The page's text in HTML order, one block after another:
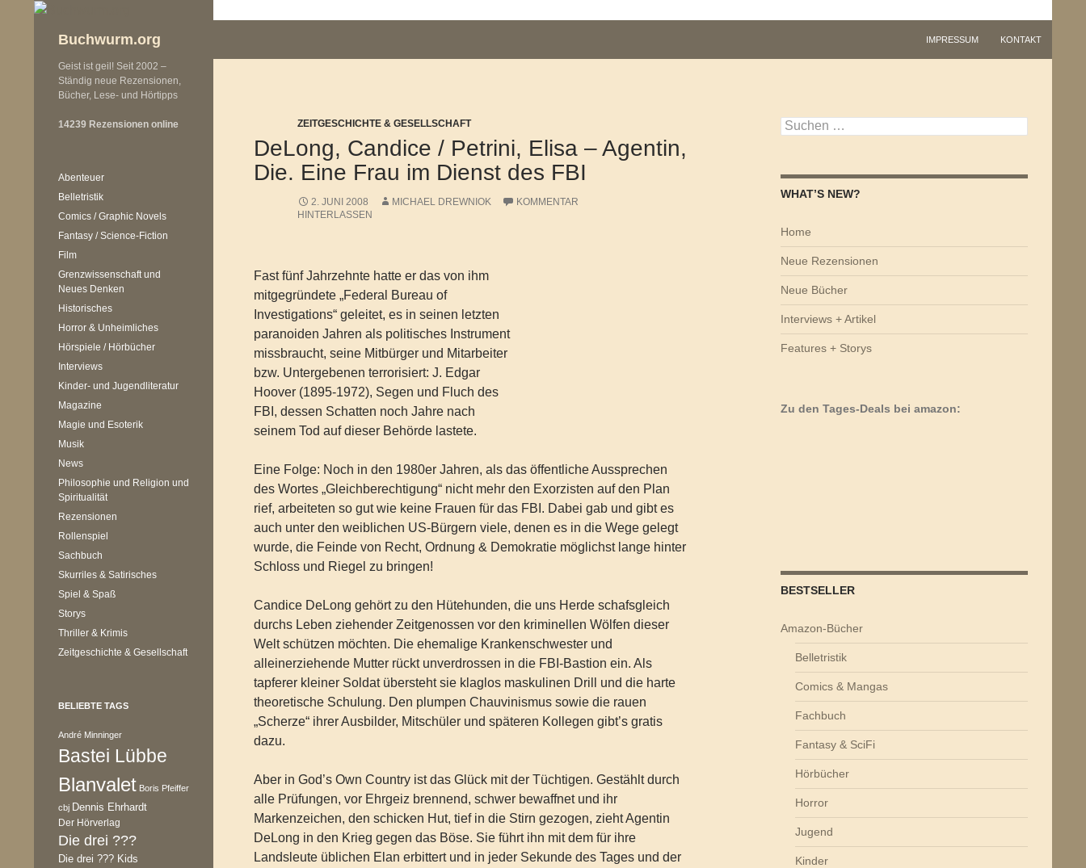
Buchwurm.org IMPRESSUM KONTAKT
ZEITGESCHICHTE & GESELLSCHAFT
DeLong, Candice / Petrini, Elisa – Agentin,
Die. Eine Frau im Dienst des FBI
2. JUNI 2008 MICHAEL DREWNIOK
KOMMENTAR
HINTERLASSEN
Fast fünf Jahrzehnte hatte er das von ihm
mitgegründete „Federal Bureau of
Investigations“ geleitet, es in seinen letzten
paranoiden Jahren als politisches Instrument
missbraucht, seine Mitbürger und Mitarbeiter
bzw. Untergebenen terrorisiert: J. Edgar
Hoover (1895-1972), Segen und Fluch des
FBI, dessen Schatten noch Jahre nach
seinem Tod auf dieser Behörde lastete.
Eine Folge: Noch in den 1980er Jahren, als das öffentliche Aussprechen
des Wortes „Gleichberechtigung“ nicht mehr den Exorzisten auf den Plan
rief, arbeiteten so gut wie keine Frauen für das FBI. Dabei gab und gibt es
auch unter den weiblichen US-Bürgern viele, denen es in die Wege gelegt
wurde, die Feinde von Recht, Ordnung & Demokratie möglichst lange hinter
Schloss und Riegel zu bringen!
Candice DeLong gehört zu den Hütehunden, die uns Herde schafsgleich
durchs Leben ziehender Zeitgenossen vor den kriminellen Wölfen dieser
Welt schützen möchten. Die ehemalige Krankenschwester und
alleinerziehende Mutter rückt unverdrossen in die FBI-Bastion ein. Als
tapferer kleiner Soldat übersteht sie klaglos maskulinen Drill und die harte
theoretische Schulung. Den plumpen Chauvinismus sowie die rauen
„Scherze“ ihrer Ausbilder, Mitschüler und späteren Kollegen gibt’s gratis
dazu.
Aber in God’s Own Country ist das Glück mit der Tüchtigen. Gestählt durch
alle Prüfungen, vor Ehrgeiz brennend, schwer bewaffnet und ihr
Markenzeichen, den schicken Hut, tief in die Stirn gezogen, zieht Agentin
DeLong in den Krieg gegen das Böse. Sie führt ihn mit dem für ihre
Landsleute üblichen Elan erbittert und in jeder Sekunde des Tages und der
Suchen
nach:
WHAT’S NEW?
Home
Neue Rezensionen
Neue Bücher
Interviews + Artikel
Features + Storys
Zu den Tages-Deals bei amazon:
BESTSELLER
Amazon-Bücher
Belletristik
Comics & Mangas
Fachbuch
Fantasy & SciFi
Hörbücher
Horror
Jugend
Kinder
Geist ist geil! Seit 2002 –
Ständig neue Rezensionen,
Bücher, Lese- und Hörtipps
14239 Rezensionen online
Abenteuer
Belletristik
Comics / Graphic Novels
Fantasy / Science-Fiction
Film
Grenzwissenschaft und
Neues Denken
Historisches
Horror & Unheimliches
Hörspiele / Hörbücher
Interviews
Kinder- und Jugendliteratur
Magazine
Magie und Esoterik
Musik
News
Philosophie und Religion und
Spiritualität
Rezensionen
Rollenspiel
Sachbuch
Skurriles & Satirisches
Spiel & Spaß
Storys
Thriller & Krimis
Zeitgeschichte & Gesellschaft
BELIEBTE TAGS
André Minninger
Bastei Lübbe
Blanvalet Boris Pfeiffer
cbj Dennis Ehrhardt
Der Hörverlag
Die drei ???
Die drei ??? Kids